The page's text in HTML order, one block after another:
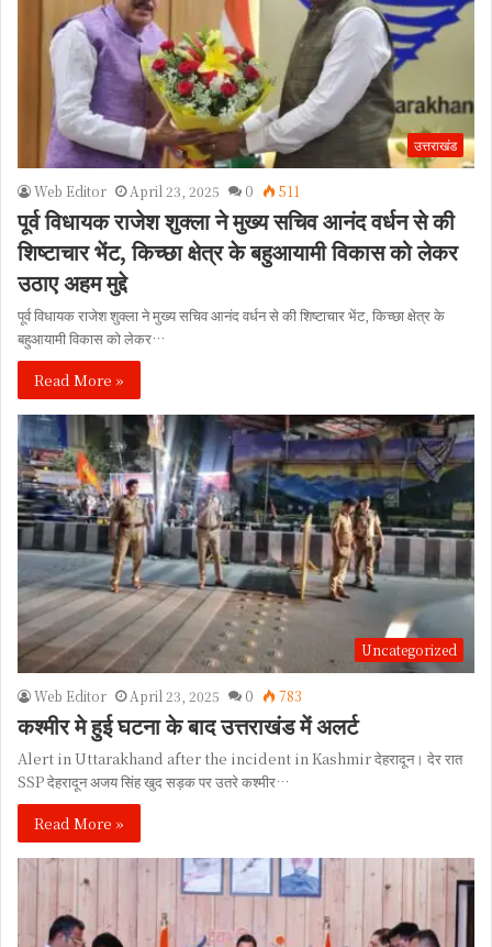
उत्तराखंड
Web Editor April 23, 2025 0 511
पूर्व विधायक राजेश शुक्ला ने मुख्य सचिव आनंद वर्धन से की
शिष्टाचार भेंट, किच्छा क्षेत्र के बहुआयामी विकास को लेकर
उठाए अहम मुद्दे
पूर्व विधायक राजेश शुक्ला ने मुख्य सचिव आनंद वर्धन से की शिष्टाचार भेंट, किच्छा क्षेत्र के
बहुआयामी विकास को लेकर…
Read More »
Uncategorized
Web Editor April 23, 2025 0 783
कश्मीर मे हुई घटना के बाद उत्तराखंड में अलर्ट
Alert in Uttarakhand after the incident in Kashmir देहरादून। देर रात
SSP देहरादून अजय सिंह खुद सड़क पर उतरे कश्मीर…
Read More »